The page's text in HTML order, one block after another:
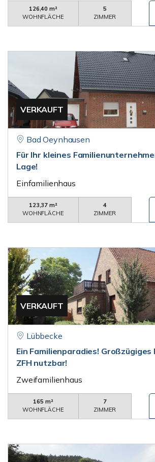
126,40 m²
WOHNFLÄCHE
5
ZIMMER
VERKAUFT
Bad Oeynhausen
Für Ihr kleines
Lage!
Einfamilienhaus
123,37 m²
WOHNFLÄCHE
4
ZIMMER
VERKAUFT
Lübbecke
Ein Familienparadies! Großzügiges
ZFH nutzbar!
Zweifamilienhaus
165 m²
WOHNFLÄCHE
7
ZIMMER